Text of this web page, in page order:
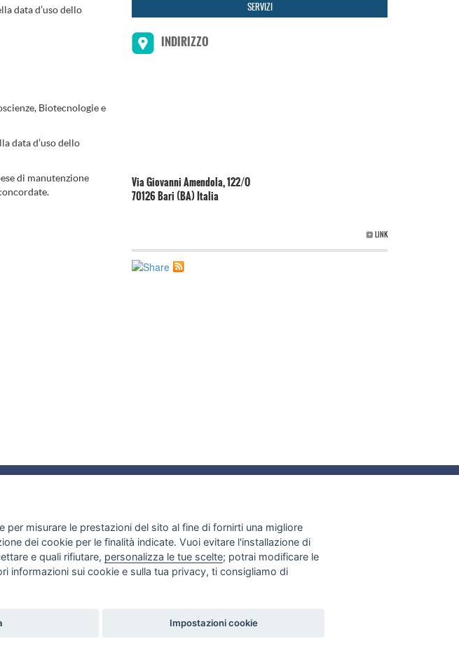
data d’uso dello
Biotecnologie e
data d’uso dello
di manutenzione
SERVIZI
INDIRIZZO
Via Giovanni Amendola, 122/O
70126 Bari (BA) Italia
LINK
Performance
Acquisizione di beni e servizi
Bandi di Gara e Contratti
Beni Immobili
Bilancio
misurare le prestazioni del sito al fine di fornirti una migliore
dei cookie per le finalità indicate. Vuoi evitare l'installazione di
e quali rifiutare, personalizza le tue scelte; potrai modificare le
informazioni sui cookie e sulla tua privacy, ti consigliamo di
Impostazioni cookie